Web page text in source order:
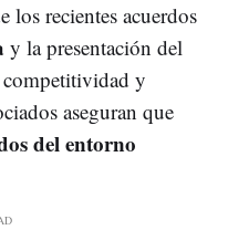
los recientes acuerdos
y la presentación del
y
aseguran que
del entorno